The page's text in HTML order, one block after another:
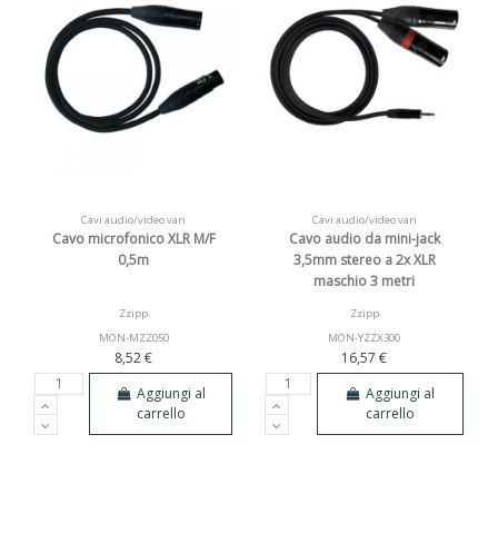
Cavi audio/video vari
Cavo microfonico XLR M/F
0,5m
Zzipp
MON-MZZ050
8,52 €
Aggiungi al
carrello
Cavi audio/video vari
Cavo audio da mini-jack
3,5mm stereo a 2x XLR
maschio 3 metri
Zzipp
MON-YZZX300
16,57 €
Aggiungi al
carrello